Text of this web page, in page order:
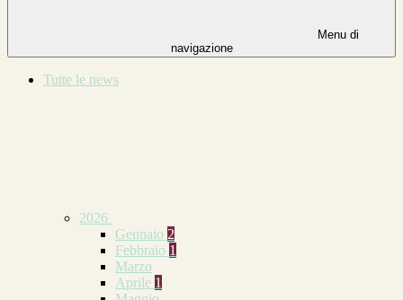
Menu di
navigazione
Tutte le news
2026
Gennaio 2
Febbraio 1
Marzo
Aprile 1